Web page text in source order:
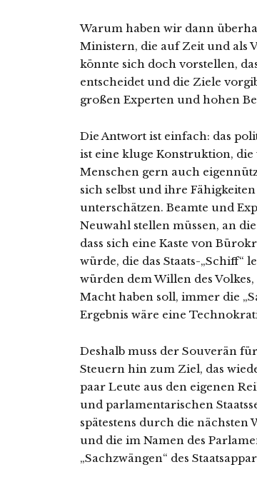
Warum haben wir dann
Ministern, die auf Zeit und als
könnte sich doch vorstellen,
entscheidet und die Ziele
großen Experten und hohen
Die Antwort ist einfach: das
ist eine kluge Konstruktion,
Menschen gern auch
sich selbst und ihre
unterschätzen. Beamte und
Neuwahl stellen müssen, an
dass sich eine Kaste von
würde, die das Staats-„Schiff“
würden dem Willen des
Macht haben soll, immer die
Ergebnis wäre eine
Deshalb muss der Souverän
Steuern hin zum Ziel, das
paar Leute aus den eigenen
und parlamentarischen
spätestens durch die
und die im Namen des
„Sachzwängen“ des